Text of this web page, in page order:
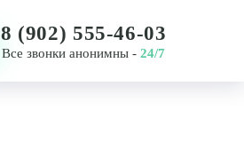
8 (902) 555-46-03
Все звонки анонимны -24/7